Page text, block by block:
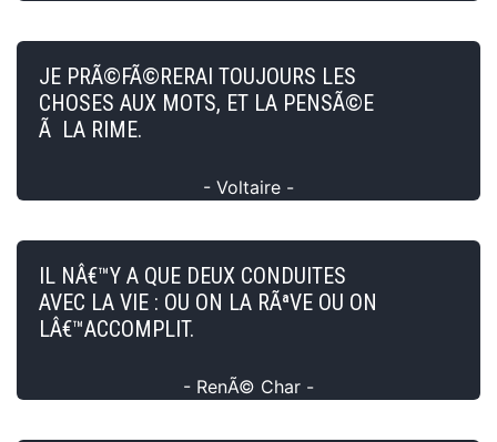
JE PRÃ©FÃ©RERAI TOUJOURS LES
CHOSES AUX MOTS, ET LA PENSÃ©E
Ã LA RIME.
- Voltaire -
IL NÂ€™Y A QUE DEUX CONDUITES
AVEC LA VIE : OU ON LA RÃªVE OU ON
LÂ€™ACCOMPLIT.
- RenÃ© Char -